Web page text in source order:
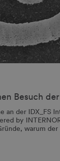
Besuch der
an der IDX_FS
by
warum